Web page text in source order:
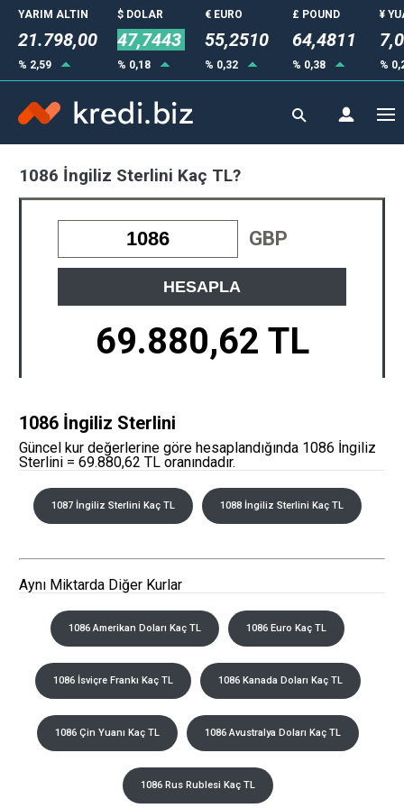
YARIM ALTIN
21.798,00
% 2,59
$ DOLAR
47,7443
% 0,18
€ EURO
55,2510
% 0,32
£ POUND
64,4811
% 0,38
¥
%
1086 İngiliz Sterlini Kaç TL?
GBP
HESAPLA
69.880,62 TL
1086 İngiliz Sterlini
Güncel kur değerlerine göre hesaplandığında 1086 İngiliz
Sterlini = 69.880,62 TL oranındadır.
1087 İngiliz Sterlini Kaç TL 1088 İngiliz Sterlini Kaç TL
Aynı Miktarda Diğer Kurlar
1086 Amerikan Doları Kaç TL 1086 Euro Kaç TL
1086 İsviçre Frankı Kaç TL 1086 Kanada Doları Kaç TL
1086 Çin Yuanı Kaç TL 1086 Avustralya Doları Kaç TL
1086 Rus Rublesi Kaç TL